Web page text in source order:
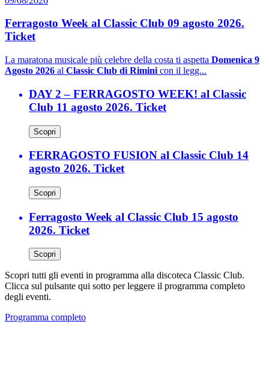
Ferragosto Week al Classic Club 09 agosto 2026.
Ticket
La maratona musicale più celebre della costa ti aspetta Domenica 9
Agosto 2026 al Classic Club di Rimini con il legg...
DAY 2 – FERRAGOSTO WEEK! al Classic
Club 11 agosto 2026. Ticket
Scopri
FERRAGOSTO FUSION al Classic Club 14
agosto 2026. Ticket
Scopri
Ferragosto Week al Classic Club 15 agosto
2026. Ticket
Scopri
Scopri tutti gli eventi in programma alla discoteca Classic Club.
Clicca sul pulsante qui sotto per leggere il programma completo
degli eventi.
Programma completo